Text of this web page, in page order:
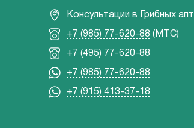
Консультации в Грибных
+7 (985) 77-620-88 (МТС)
+7 (495) 77-620-88
+7 (985) 77-620-88
+7 (915) 413-37-18